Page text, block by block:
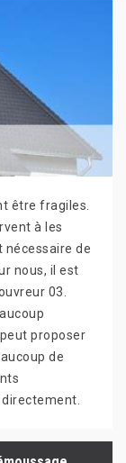
être fragiles.
à les
nécessaire de
nous, il est
03.
proposer
de